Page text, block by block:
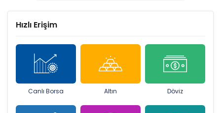
Hızlı Erişim
Canlı Borsa Altın Döviz